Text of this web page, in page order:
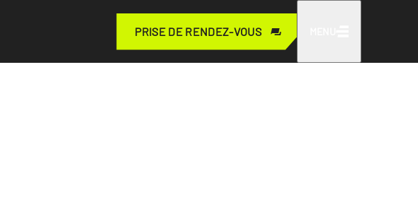
PRISE DE RENDEZ-VOUS